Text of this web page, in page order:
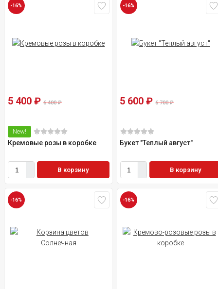
-16%
5 400 ₽ 6 400₽
New!
Кремовые розы в коробке
В корзину
-16%
5 600₽ 6 700₽
Букет "Теплый август"
В корзину
-16% -16%